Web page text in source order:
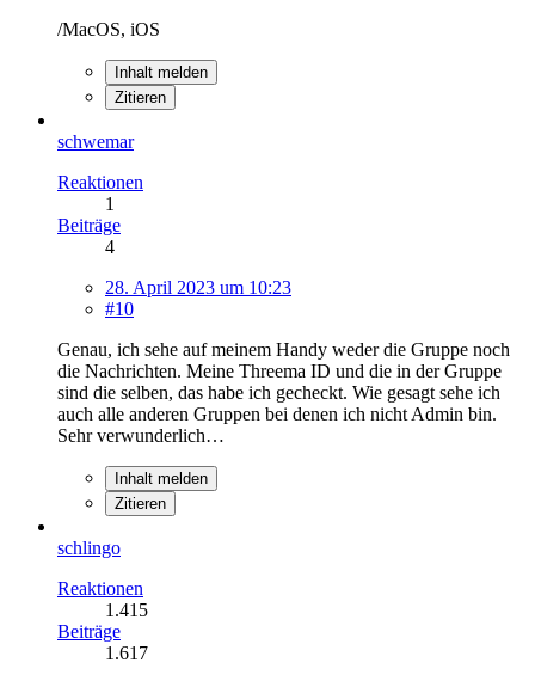
/MacOS, iOS
Inhalt melden
Zitieren
schwemar
Reaktionen
1
Beiträge
4
28. April 2023 um 10:23
#10
Genau, ich sehe auf meinem Handy weder die Gruppe noch
die Nachrichten. Meine Threema ID und die in der Gruppe
sind die selben, das habe ich gecheckt. Wie gesagt sehe ich
auch alle anderen Gruppen bei denen ich nicht Admin bin.
Sehr verwunderlich…
Inhalt melden
Zitieren
schlingo
Reaktionen
1.415
Beiträge
1.617